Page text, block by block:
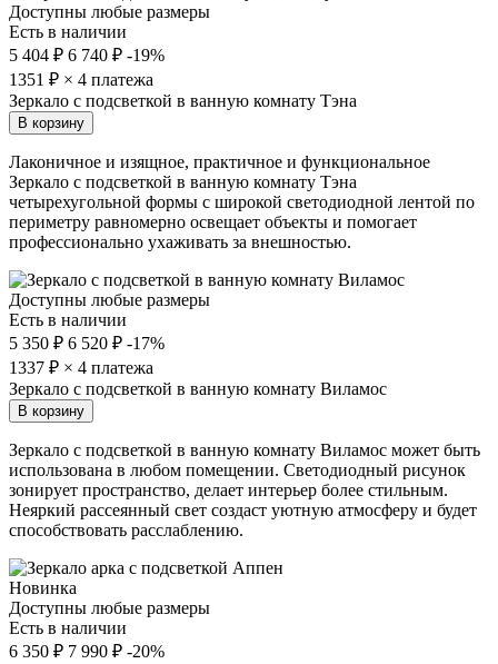
Доступны любые размеры
Есть в наличии
5 404 ₽ 6 740 ₽ -19%
1351 ₽ × 4 платежа
Зеркало с подсветкой в ванную комнату Тэна
В корзину
Лаконичное и изящное, практичное и функциональное
Зеркало с подсветкой в ванную комнату Тэна
четырехугольной формы с широкой светодиодной лентой по
периметру равномерно освещает объекты и помогает
профессионально ухаживать за внешностью.
Доступны любые размеры
Есть в наличии
5 350 ₽ 6 520 ₽ -17%
1337 ₽ × 4 платежа
Зеркало с подсветкой в ванную комнату Виламос
В корзину
Зеркало с подсветкой в ванную комнату Виламос может быть
использована в любом помещении. Светодиодный рисунок
зонирует пространство, делает интерьер более стильным.
Неяркий рассеянный свет создаст уютную атмосферу и будет
способствовать расслаблению.
Новинка
Доступны любые размеры
Есть в наличии
6 350 ₽ 7 990 ₽ -20%